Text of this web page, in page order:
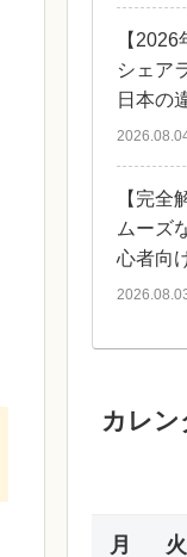
【
シェア
日本の
【完全
ムーズ
心者向
カレン
月 火